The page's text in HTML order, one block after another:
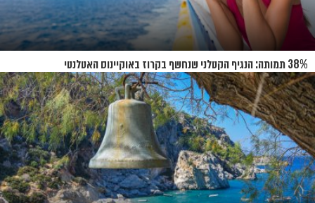
38% תמותה: הנגיף הקטלני שנחשף בקרוז באוקיינוס האטלנטי